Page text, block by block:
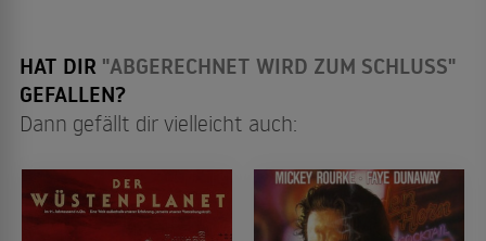
HAT DIR "ABGERECHNET WIRD ZUM SCHLUSS"
GEFALLEN?
Dann gefällt dir vielleicht auch: